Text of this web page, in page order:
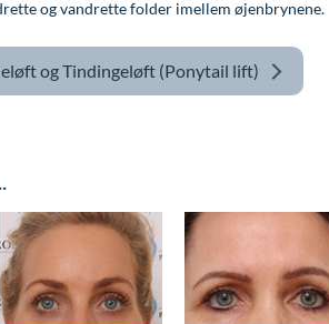
og vandrette folder imellem øjenbrynene.
og Tindingeløft (Ponytail lift)